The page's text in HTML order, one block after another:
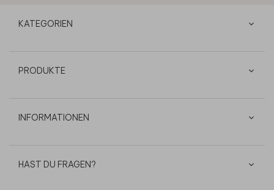
KATEGORIEN
PRODUKTE
INFORMATIONEN
HAST DU FRAGEN?